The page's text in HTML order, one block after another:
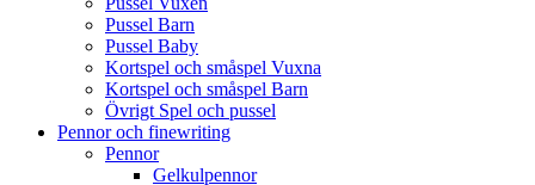
Pussel Barn
Pussel Baby
Kortspel och småspel Vuxna
Kortspel och småspel Barn
Övrigt Spel och pussel
Pennor och finewriting
Pennor
Gelkulpennor